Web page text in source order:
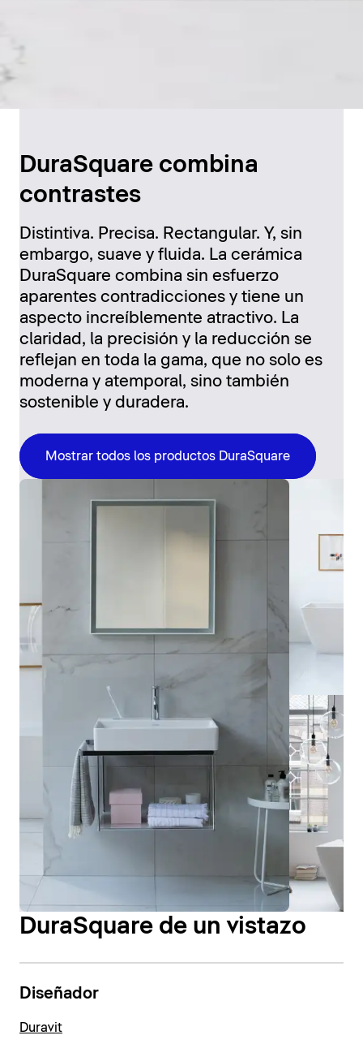
DuraSquare combina
contrastes
Distintiva. Precisa. Rectangular. Y, sin
embargo, suave y fluida. La cerámica
DuraSquare combina sin esfuerzo
aparentes contradicciones y tiene un
aspecto increíblemente atractivo. La
claridad, la precisión y la reducción se
reflejan en toda la gama, que no solo es
moderna y atemporal, sino también
sostenible y duradera.
Mostrar todos los productos DuraSquare
DuraSquare de un vistazo
Diseñador
Duravit